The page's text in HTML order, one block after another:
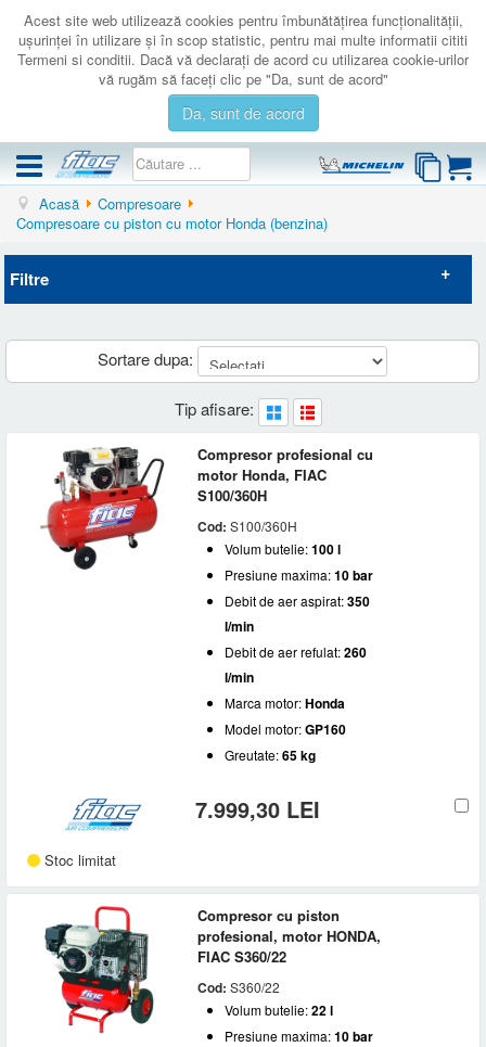
Acest site web utilizează cookies pentru îmbunătăţirea funcţionalităţii,
uşurinţei în utilizare şi în scop statistic, pentru mai multe informatii cititi
Termeni si conditii. Dacă vă declaraţi de acord cu utilizarea cookie-urilor
vă rugăm să faceţi clic pe "Da, sunt de acord"
Da, sunt de acord
COMPRESOARE
PRODUSE NOI
CATALOAGE
AUTENTIFICARE
Acasă
Compresoare
Compresoare cu piston cu motor Honda (benzina)
Filtre
Elimina filtrele
FIAC(6)
Volum butelie
22 l(1)
22 l (2 x 11 l)
Presiune maxima
Sortare dupa:
Tip afisare:
Compresor profesional cu
motor Honda, FIAC
S100/360H
Cod:S100/360H
Volum butelie:100 l
Presiune maxima:10 bar
Debit de aer aspirat:350
l/min
Debit de aer refulat:260
l/min
Marca motor:Honda
Model motor:GP160
Greutate:65 kg
7.999,30 LEI
Stoc limitat
Compresor cu piston
profesional, motor HONDA,
FIAC S360/22
Cod:S360/22
Volum butelie:22 l
Presiune maxima:10 bar